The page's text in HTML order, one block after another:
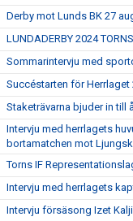
Derby mot Lunds BK 27
LUNDADERBY 2024
Sommarintervju med
Succéstarten för Herrlaget
Staketrävarna bjuder in till
Intervju med herrlagets
bortamatchen mot
Torns IF
Intervju med herrlagets
Intervju försäsong Izet